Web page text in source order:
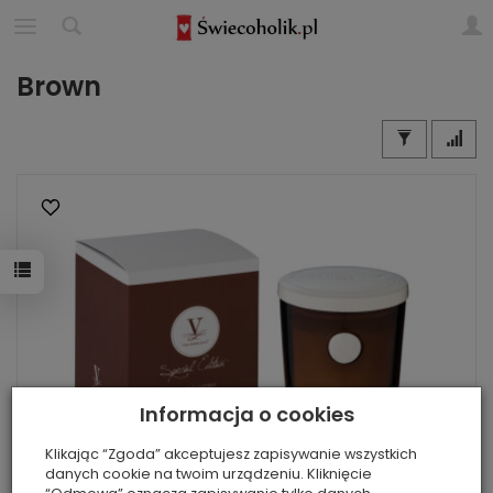
Brown
Informacja o cookies
Klikając “Zgoda” akceptujesz zapisywanie wszystkich
danych cookie na twoim urządzeniu. Kliknięcie